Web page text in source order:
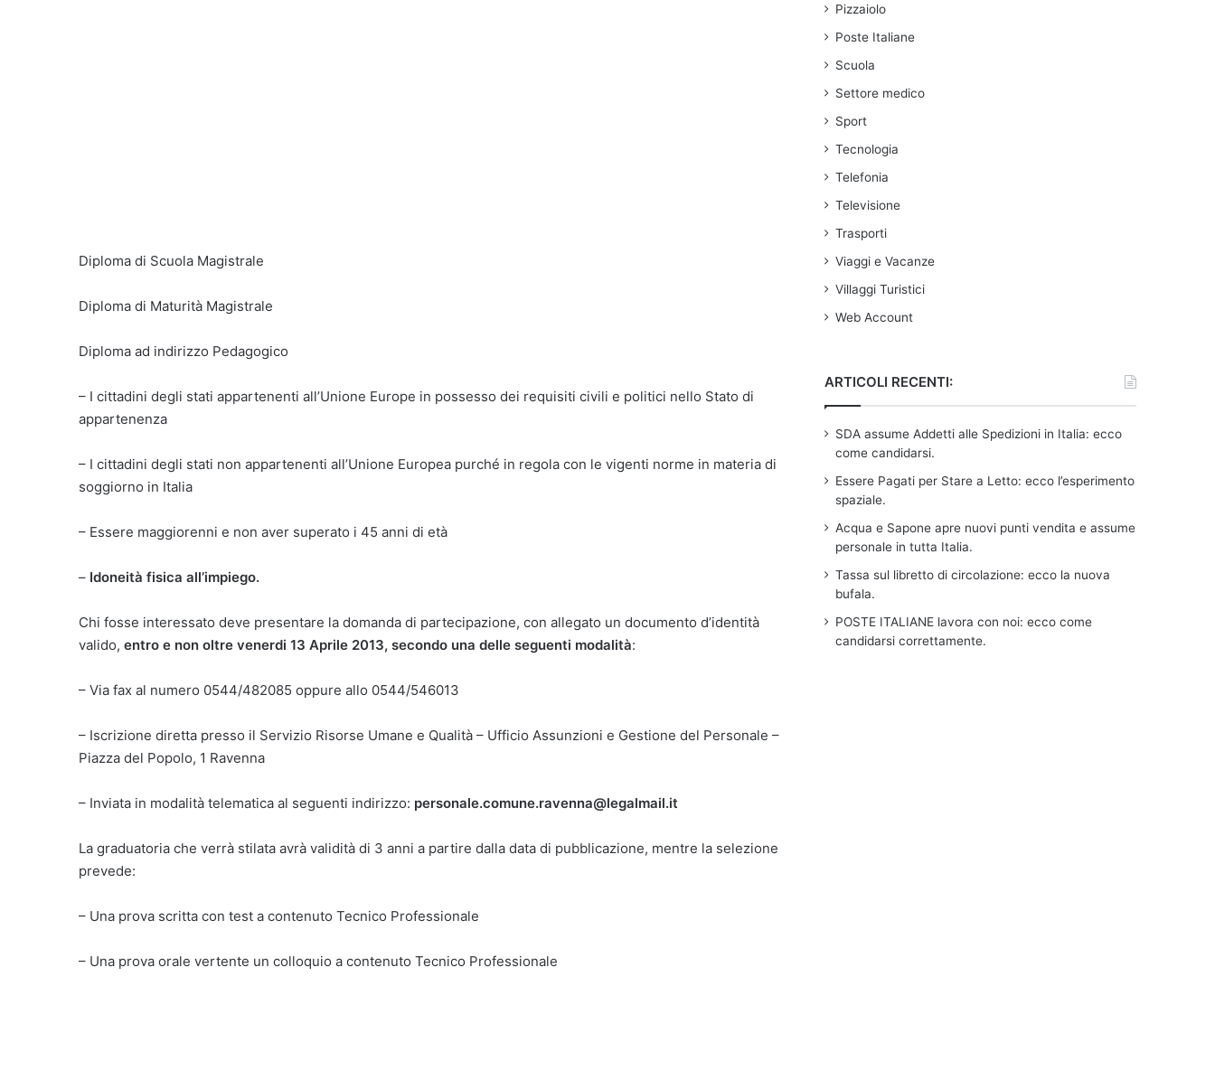
Diploma di Scuola Magistrale
Diploma di Maturità Magistrale
Diploma ad indirizzo Pedagogico
– I cittadini degli stati appartenenti all’Unione Europe in possesso dei requisiti civili e politici nello Stato di
appartenenza
– I cittadini degli stati non appartenenti all’Unione Europea purché in regola con le vigenti norme in materia di
soggiorno in Italia
– Essere maggiorenni e non aver superato i 45 anni di età
– Idoneità fisica all’impiego.
Chi fosse interessato deve presentare la domanda di partecipazione, con allegato un documento d’identità
valido, entro e non oltre venerdi 13 Aprile 2013, secondo una delle seguenti modalità:
– Via fax al numero 0544/482085 oppure allo 0544/546013
– Iscrizione diretta presso il Servizio Risorse Umane e Qualità – Ufficio Assunzioni e Gestione del Personale –
Piazza del Popolo, 1 Ravenna
– Inviata in modalità telematica al seguenti indirizzo: personale.comune.ravenna@legalmail.it
La graduatoria che verrà stilata avrà validità di 3 anni a partire dalla data di pubblicazione, mentre la selezione
prevede:
– Una prova scritta con test a contenuto Tecnico Professionale
– Una prova orale vertente un colloquio a contenuto Tecnico Professionale
Pizzaiolo
Poste Italiane
Scuola
Settore medico
Sport
Tecnologia
Telefonia
Televisione
Trasporti
Viaggi e Vacanze
Villaggi Turistici
Web Account
ARTICOLI RECENTI:
SDA assume Addetti alle Spedizioni in Italia: ecco
come candidarsi.
Essere Pagati per Stare a Letto: ecco l’esperimento
spaziale.
Acqua e Sapone apre nuovi punti vendita e assume
personale in tutta Italia.
Tassa sul libretto di circolazione: ecco la nuova
bufala.
POSTE ITALIANE lavora con noi: ecco come
candidarsi correttamente.